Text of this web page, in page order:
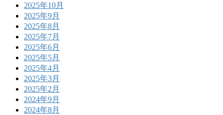
2025年10月
2025年9月
2025年8月
2025年7月
2025年6月
2025年5月
2025年4月
2025年3月
2025年2月
2024年9月
2024年8月